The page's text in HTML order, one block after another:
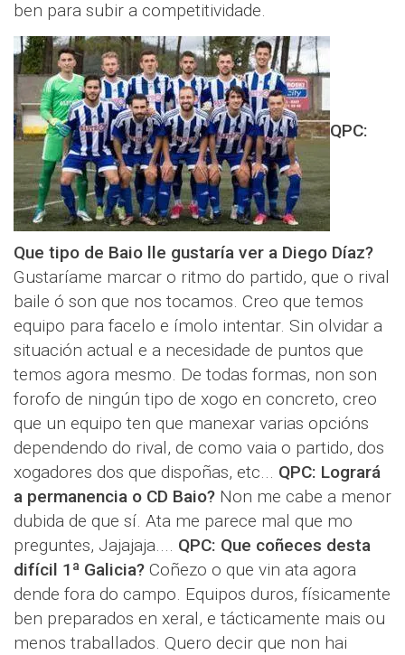
ben para subir a competitividade.
QPC:
Que tipo de Baio lle gustaría ver a Diego Díaz?
Gustaríame marcar o ritmo do partido, que o rival
baile ó son que nos tocamos. Creo que temos
equipo para facelo e ímolo intentar. Sin olvidar a
situación actual e a necesidade de puntos que
temos agora mesmo. De todas formas, non son
forofo de ningún tipo de xogo en concreto, creo
que un equipo ten que manexar varias opcións
dependendo do rival, de como vaia o partido, dos
xogadores dos que dispoñas, etc... QPC: Logrará
a permanencia o CD Baio? Non me cabe a menor
dubida de que sí. Ata me parece mal que mo
preguntes, Jajajaja.... QPC: Que coñeces desta
difícil 1ª Galicia? Coñezo o que vin ata agora
dende fora do campo. Equipos duros, físicamente
ben preparados en xeral, e tácticamente mais ou
menos traballados. Quero decir que non hai